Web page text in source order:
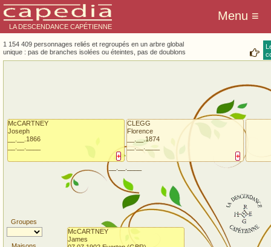
LA DESCENDANCE CAPÉTIENNE
1 154 409 personnages reliés et regroupés en un arbre global
unique : pas de branches isolées ou éteintes, pas de doublons
Groupes
McCARTNEY
James
+
McCARTNEY
Joseph
__.__.1866
+
CLEGG
Florence
__.__.1874
__.__.____